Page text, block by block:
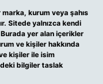
kurum veya şahıs
Sitede yalnızca kendi
Burada yer alan içerikler
ve kişiler hakkında
kişiler ile isim
bilgiler taslak